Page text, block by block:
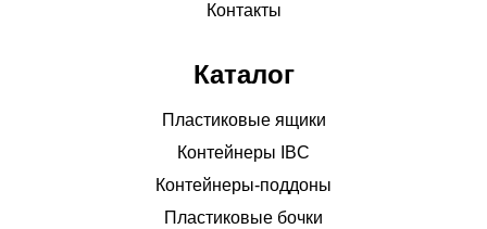
Контакты
Каталог
Пластиковые ящики
Контейнеры IBC
Контейнеры-поддоны
Пластиковые бочки